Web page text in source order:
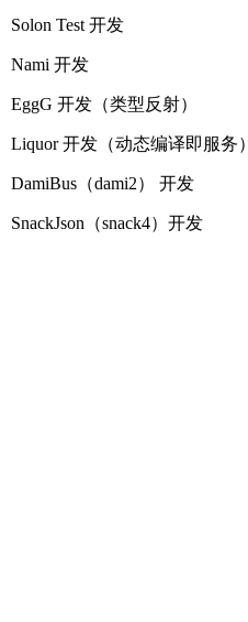
Solon Test 开发
Nami 开发
EggG 开发（类型反射）
Liquor 开发（动态编译即服务）
DamiBus（dami2） 开发
SnackJson（snack4）开发